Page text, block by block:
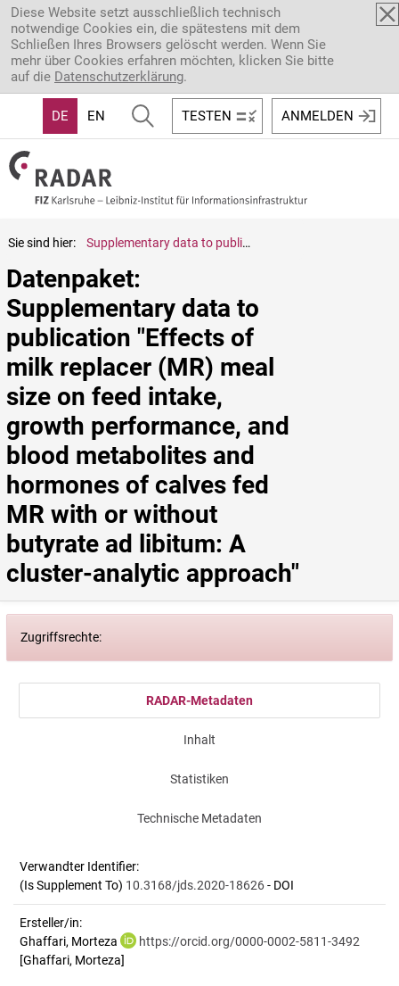
Direkt zum Inhalt
Diese Website setzt ausschließlich technisch
notwendige Cookies ein, die spätestens mit dem
Schließen Ihres Browsers gelöscht werden. Wenn Sie
mehr über Cookies erfahren möchten, klicken Sie bitte
auf die Datenschutzerklärung.
DE EN TESTEN ANMELDEN
Sie sind hier: Supplementary data to publication "Effects of milk replacer (MR) meal size on feed intake, growth performance, and blood metabolites and hormones of calves fed MR with or without butyrate ad libitum: A cluster-analytic approach"
Datenpaket:
Supplementary data to
publication "Effects of
milk replacer (MR) meal
size on feed intake,
growth performance, and
blood metabolites and
hormones of calves fed
MR with or without
butyrate ad libitum: A
cluster-analytic approach"
Zugriffsrechte:
RADAR-Metadaten
Inhalt
Statistiken
Technische Metadaten
Verwandter Identifier:
(Is Supplement To) 10.3168/jds.2020-18626- DOI
Ersteller/in:
Ghaffari, Morteza
https://orcid.org/0000-0002-5811-3492
[Ghaffari, Morteza]